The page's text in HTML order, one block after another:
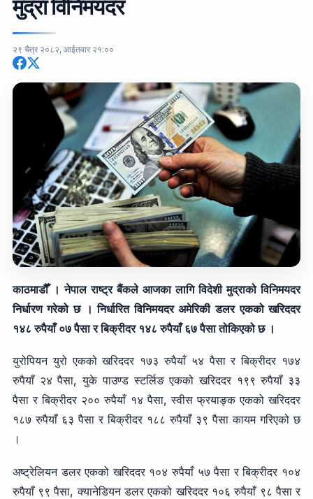
मुद्रा विनिमयदर
२९ चैत्र २०८२, आईतवार २१:००
काठमाडौँ । नेपाल राष्ट्र बैंकले आजका लागि विदेशी मुद्राको विनिमयदर
निर्धारण गरेको छ । निर्धारित विनिमयदर अमेरिकी डलर एकको खरिददर
१४८ रुपैयाँ ०७ पैसा र बिक्रीदर १४८ रुपैयाँ ६७ पैसा तोकिएको छ ।
युरोपियन युरो एकको खरिददर १७३ रुपैयाँ ५४ पैसा र बिक्रीदर १७४
रुपैयाँ २४ पैसा, युके पाउण्ड स्टर्लिङ एकको खरिददर १९९ रुपैयाँ ३३
पैसा र बिक्रीदर २०० रुपैयाँ १४ पैसा, स्वीस फ्रयाङ्क एकको खरिददर
१८७ रुपैयाँ ६३ पैसा र बिक्रीदर १८८ रुपैयाँ ३९ पैसा कायम गरिएको छ
।
अष्ट्रेलियन डलर एकको खरिददर १०४ रुपैयाँ ५७ पैसा र बिक्रीदर १०४
रुपैयाँ ९९ पैसा, क्यानेडियन डलर एकको खरिददर १०६ रुपैयाँ ९८ पैसा र